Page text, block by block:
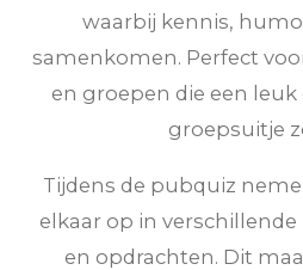
waarbij kennis,
samenkomen. Perfect
en groepen die een
groepsuitje
Tijdens de pubquiz
elkaar op in
en opdrachten. Dit